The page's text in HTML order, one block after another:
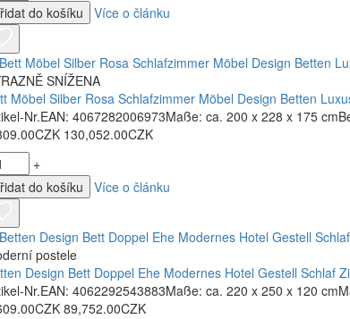
do košíku
Více o článku
SNÍŽENA
Möbel Silber Rosa Schlafzimmer Möbel Design Betten
Nr.EAN: 4067282006973Maße: ca. 200 x 228 x 175
130,052.00CZK
+
do košíku
Více o článku
postele
Design Bett Doppel Ehe Modernes Hotel Gestell Schlaf
Nr.EAN: 4062292543883Maße: ca. 220 x 250 x 120
89,752.00CZK